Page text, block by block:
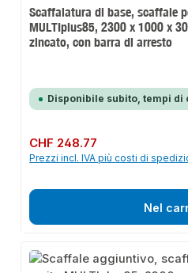
Scaffalatura di base, scaffale
MULTIplus85, 2300 x 1000 x
zincato, con barra di arresto
Disponibile subito, tempi di
Prezzo normale:
CHF 248.77
Prezzi incl. IVA più costi di
Nel